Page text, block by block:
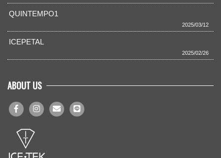
QUINTEMPO1
2025/03/12
ICEPETAL
2025/02/26
ABOUT US